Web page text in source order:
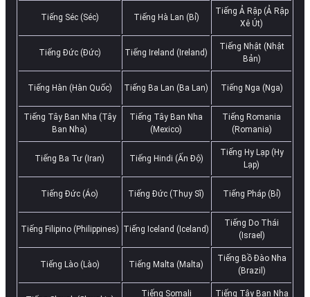
Tiếng Séc (Séc) Tiếng Hà Lan (Bỉ)
Tiếng Ả Rập (Ả Rập
Xê Út)
Tiếng Đức (Đức) Tiếng Ireland (Ireland)
Tiếng Nhật (Nhật
Bản)
Tiếng Hàn (Hàn Quốc) Tiếng Ba Lan (Ba Lan) Tiếng Nga (Nga)
Tiếng Tây Ban Nha (Tây
Ban Nha)
Tiếng Tây Ban Nha
(Mexico)
Tiếng Romania
(Romania)
Tiếng Ba Tư (Iran) Tiếng Hindi (Ấn Độ)
Tiếng Hy Lạp (Hy
Lạp)
Tiếng Đức (Áo) Tiếng Đức (Thụy Sĩ) Tiếng Pháp (Bỉ)
Tiếng Filipino (Philippines) Tiếng Iceland (Iceland)
Tiếng Do Thái
(Israel)
Tiếng Lào (Lào) Tiếng Malta (Malta)
Tiếng Bồ Đào Nha
(Brazil)
Tiếng Somali
Tiếng Tây Ban Nha